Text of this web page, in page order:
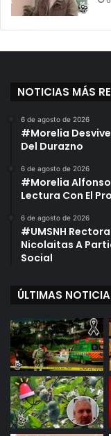
NOTICIAS MÁS
6 de agosto de 2026
#Morelia
Del Durazno
6 de agosto de 2026
#Morelia Alfonso
Lectura Con El
6 de agosto de 2026
#UMSNH
Nicolaitas A
Social
ÚLTIMAS